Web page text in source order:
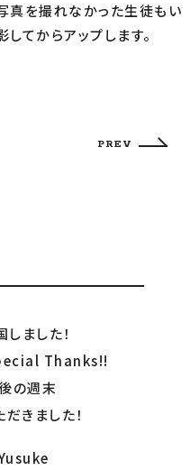
真を撮れなかった生徒もい
てからアップします。
PREV
ました！
Thanks!!
の週末
きました！